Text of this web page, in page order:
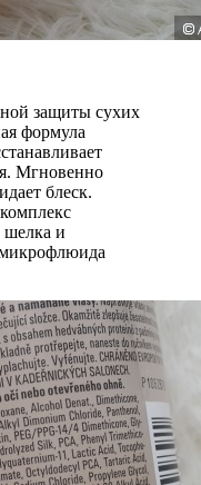
защиты сухих
формула
Мгновенно
блеск.
шелка и